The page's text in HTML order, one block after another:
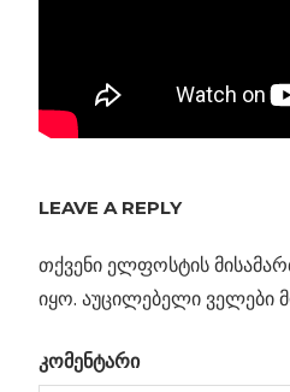
ნავიგაცია
Previous
რისი
LEAVE A REPLY
თქვენი ელფოსტის
იყო. აუცილებელი ველები
კომენტარი